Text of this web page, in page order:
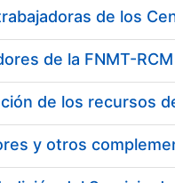
y otros